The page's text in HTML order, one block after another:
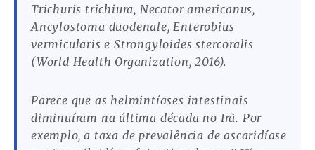
Trichuris trichiura, Necator americanus,
Ancylostoma duodenale, Enterobius
vermicularis e Strongyloides stercoralis
(World Health Organization, 2016).
Parece que as helmintíases intestinais
diminuíram na última década no Irã. Por
exemplo, a taxa de prevalência de ascaridíase